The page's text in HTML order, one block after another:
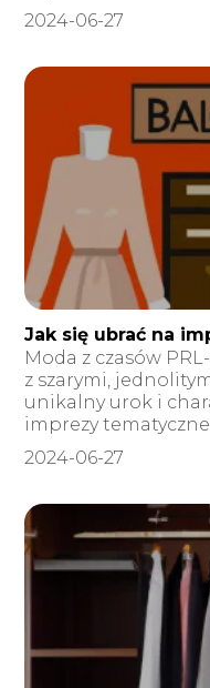
2024-06-27
Jak się ubrać na
Moda z czasów
z szarymi,
unikalny urok i
imprezy tematyczne
2024-06-27